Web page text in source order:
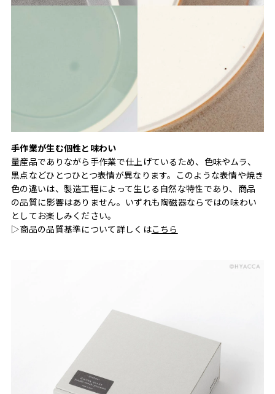
手作業が生む個性と味わい
量産品でありながら手作業で仕上げているため、色味やムラ、
黒点などひとつひとつ表情が異なります。このような表情や焼き
色の違いは、製造工程によって生じる自然な特性であり、商品
の品質に影響はありません。いずれも陶磁器ならではの味わい
としてお楽しみください。
▷商品の品質基準について詳しくはこちら